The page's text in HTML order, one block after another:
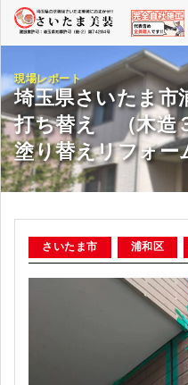
現場レポート
埼玉県さいたま
打ち替え （木造
塗り替えリフォー
さいたま市 浦和区